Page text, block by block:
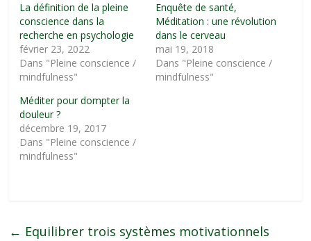
La définition de la pleine
conscience dans la
recherche en psychologie
février 23, 2022
Dans "Pleine conscience /
mindfulness"
Enquête de santé,
Méditation : une révolution
dans le cerveau
mai 19, 2018
Dans "Pleine conscience /
mindfulness"
Méditer pour dompter la
douleur ?
décembre 19, 2017
Dans "Pleine conscience /
mindfulness"
← Equilibrer trois systèmes motivationnels